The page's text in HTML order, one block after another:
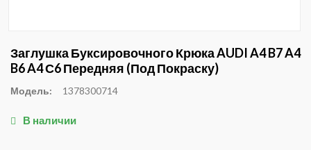
Заглушка Буксировочного Крюка AUDI A4 B7 A4
B6 A4 С6 Передняя (под Покраску)
Модель: 1378300714
В наличии